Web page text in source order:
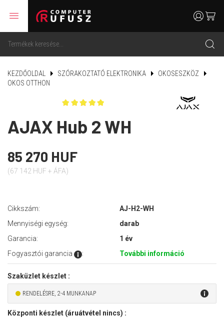
menu
search
usercart
KEZDŐOLDAL SZÓRAKOZTATÓ ELEKTRONIKA
OKOSESZKÖZ
OKOS OTTHON
AJAX Hub 2 WH
85 270 HUF
(67 142 HUF + ÁFA)
Cikkszám:
AJ-H2-WH
Mennyiségi egység:
darab
Garancia:
1 év
Fogyasztói garancia
: További információ
Szaküzlet készlet :
RENDELÉSRE, 2-4 MUNKANAP
Központi készlet (áruátvétel nincs) :